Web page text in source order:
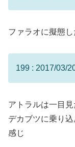
ファラオに擬態
199 : 2017/03/
アトラルは一目
デカブツに乗り
感じ